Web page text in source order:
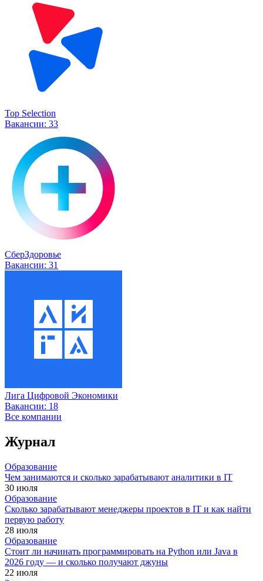
Top Selection
Вакансии: 33
СберЗдоровье
Вакансии: 31
Лига Цифровой Экономики
Вакансии: 18
Все компании
Журнал
Образование
Чем занимаются и сколько зарабатывают аналитики в IT
30 июля
Образование
Сколько зарабатывают менеджеры проектов в IT и как найти
первую работу
28 июля
Образование
Стоит ли начинать программировать на Python или Java в
2026 году — и сколько получают джуны
22 июля